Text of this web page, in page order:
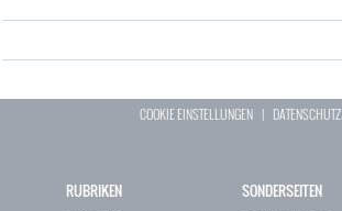
COOKIE EINSTELLUNGEN | DATENSCHUTZ
RUBRIKEN SONDERSEITEN